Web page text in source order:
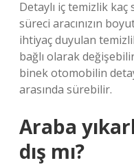
Detaylı iç temizlik
süreci aracınızın
ihtiyaç duyulan
bağlı olarak
binek otomobilin
arasında sürebilir.
Araba
dış mı?